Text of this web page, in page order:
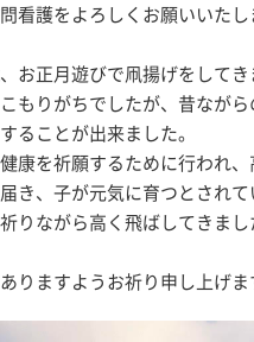
看護をよろしくお願いいたし
お正月遊びで凧揚げをして
もりがちでしたが、昔なが
ることが出来ました。
康を祈願するために行われ、
き、子が元気に育つとされ
りながら高く飛ばしてきまし
りますようお祈り申し上げま